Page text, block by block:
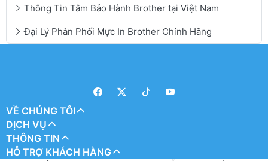
Thông Tin Tâm Bảo Hành Brother tại Việt Nam
Đại Lý Phân Phối Mực In Brother Chính Hãng
VỀ CHÚNG TÔI
DỊCH VỤ
THÔNG TIN
HỖ TRỢ KHÁCH HÀNG